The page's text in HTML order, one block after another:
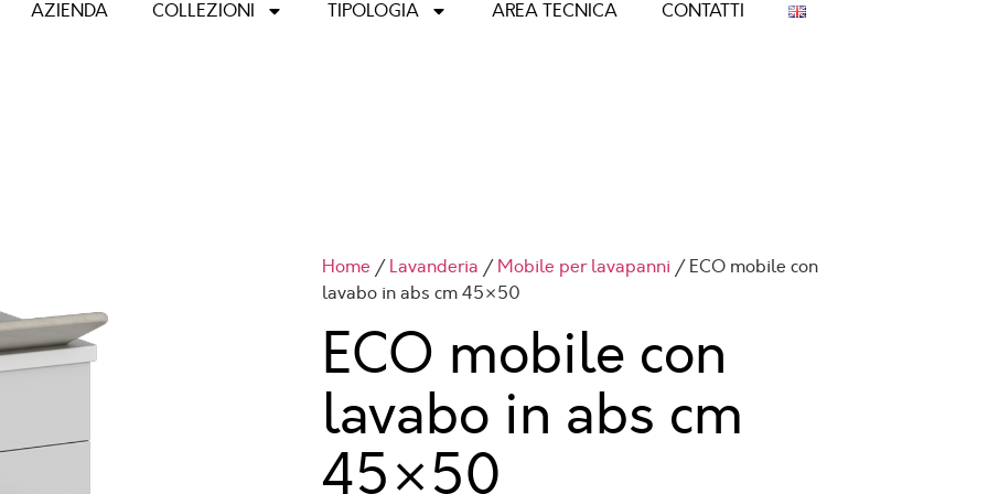
AZIENDA COLLEZIONI TIPOLOGIA AREA TECNICA CONTATTI
Home /Lavanderia /Mobile per lavapanni / ECO mobile con
lavabo in abs cm 45×50
ECO mobile con
lavabo in abs cm
45×50